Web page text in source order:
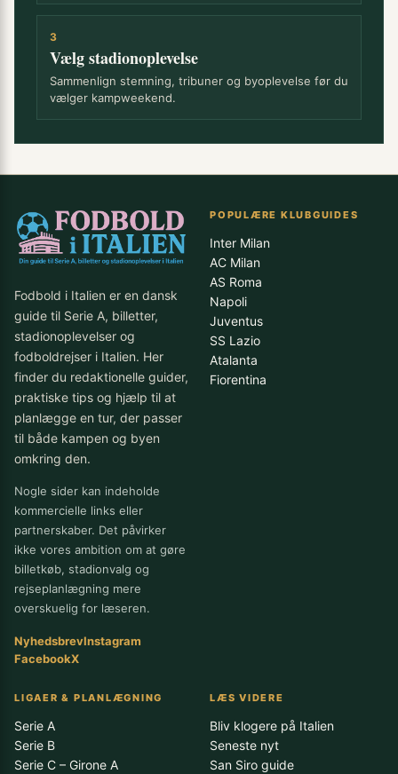
3
Vælg stadionoplevelse
Sammenlign stemning, tribuner og byoplevelse før du
vælger kampweekend.
Fodbold i Italien er en dansk
guide til Serie A, billetter,
stadionoplevelser og
fodboldrejser i Italien. Her
finder du redaktionelle guider,
praktiske tips og hjælp til at
planlægge en tur, der passer
til både kampen og byen
omkring den.
Nogle sider kan indeholde
kommercielle links eller
partnerskaber. Det påvirker
ikke vores ambition om at gøre
billetkøb, stadionvalg og
rejseplanlægning mere
overskuelig for læseren.
NyhedsbrevInstagram
FacebookX
POPULÆRE KLUBGUIDES
Inter Milan
AC Milan
AS Roma
Napoli
Juventus
SS Lazio
Atalanta
Fiorentina
LIGAER & PLANLÆGNING
Serie A
Serie B
Serie C – Girone A
LÆS VIDERE
Bliv klogere på Italien
Seneste nyt
San Siro guide